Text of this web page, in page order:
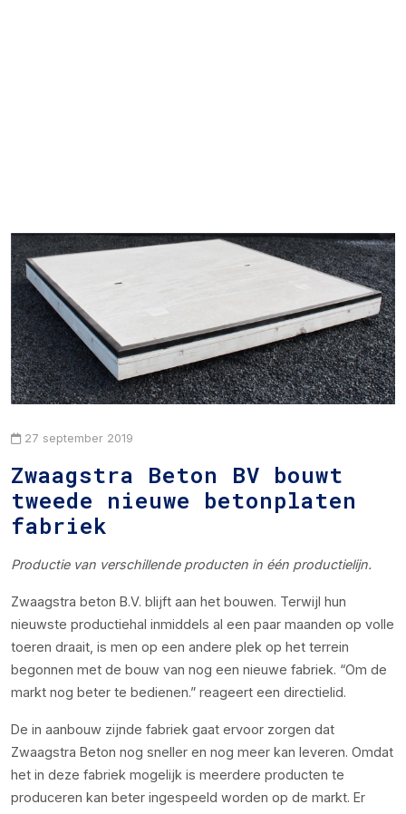
27 september 2019
Zwaagstra Beton BV bouwt
tweede nieuwe betonplaten
fabriek
Productie van verschillende producten in één productielijn.
Zwaagstra beton B.V. blijft aan het bouwen. Terwijl hun
nieuwste productiehal inmiddels al een paar maanden op volle
toeren draait, is men op een andere plek op het terrein
begonnen met de bouw van nog een nieuwe fabriek. “Om de
markt nog beter te bedienen.” reageert een directielid.
De in aanbouw zijnde fabriek gaat ervoor zorgen dat
Zwaagstra Beton nog sneller en nog meer kan leveren. Omdat
het in deze fabriek mogelijk is meerdere producten te
produceren kan beter ingespeeld worden op de markt. Er